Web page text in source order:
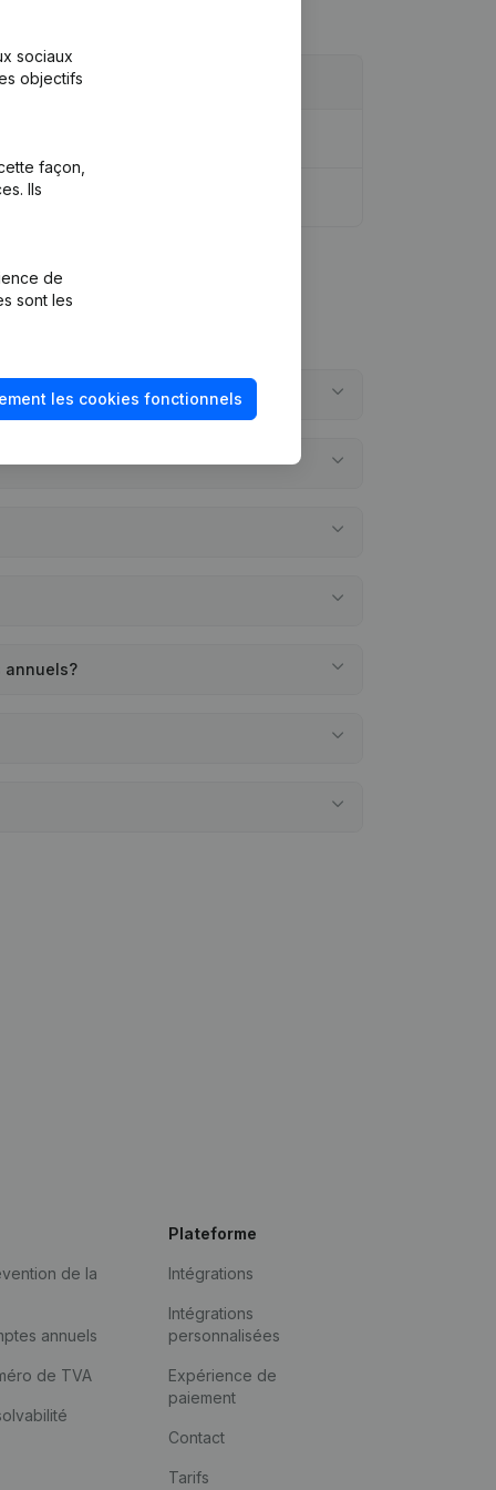
annuels?
sociaux
objectifs
façon,
Ils
de
sont les
les cookies fonctionnels
de la
annuels
de TVA
Plateforme
Intégrations
Intégrations
personnalisées
Expérience de
paiement
Contact
Tarifs